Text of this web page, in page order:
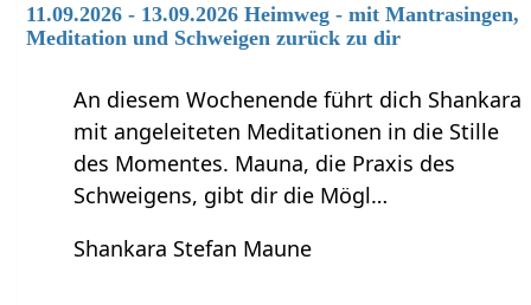
11.09.2026 - 13.09.2026 Heimweg - mit Mantrasingen,
Meditation und Schweigen zurück zu dir
An diesem Wochenende führt dich Shankara
mit angeleiteten Meditationen in die Stille
des Momentes. Mauna, die Praxis des
Schweigens, gibt dir die Mögl…
Shankara Stefan Maune